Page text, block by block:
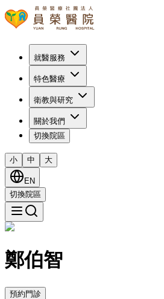
就醫服務
特色醫療
衛教與研究
關於我們
切換院區
小 中 大
EN
切換院區
鄭伯智
預約門診